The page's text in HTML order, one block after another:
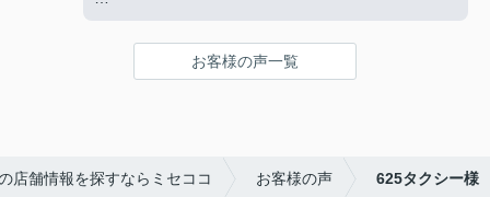
お客様の声一覧
店舗情報を探すならミセココ お客様の声 625タクシー様